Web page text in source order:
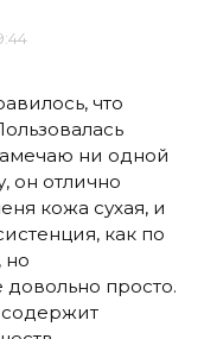
что
ни одной
он отлично
кожа сухая, и
как по
но
просто.
содержит